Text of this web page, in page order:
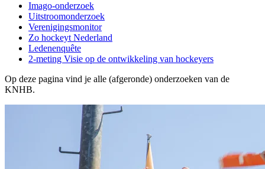
Imago-onderzoek
Uitstroomonderzoek
Verenigingsmonitor
Zo hockeyt Nederland
Ledenenquête
2-meting Visie op de ontwikkeling van hockeyers
Op deze pagina vind je alle (afgeronde) onderzoeken van de
KNHB.